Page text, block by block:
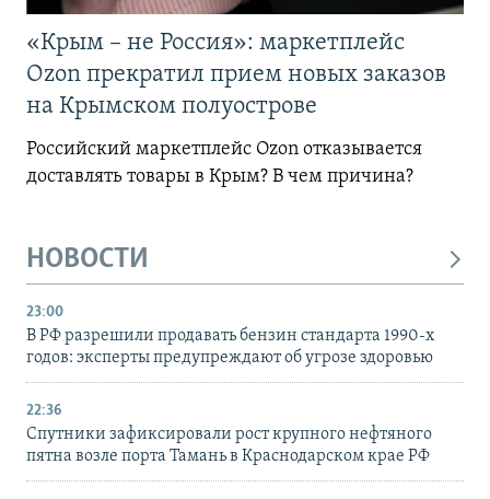
«Крым – не Россия»: маркетплейс
Ozon прекратил прием новых заказов
на Крымском полуострове
Российский маркетплейс Ozon отказывается
доставлять товары в Крым? В чем причина?
НОВОСТИ
23:00
В РФ разрешили продавать бензин стандарта 1990-х
годов: эксперты предупреждают об угрозе здоровью
22:36
Спутники зафиксировали рост крупного нефтяного
пятна возле порта Тамань в Краснодарском крае РФ